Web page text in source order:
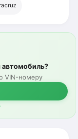
автомобиль?
VIN-номеру